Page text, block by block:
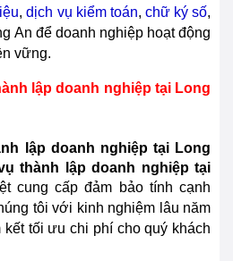
,dịch vụ kiểm toán, chữ ký số,
An để doanh nghiệp hoạt động
vững.
lập doanh nghiệp tại Long
lập doanh nghiệp tại Long
thành lập doanh nghiệp tại
cung cấp đảm bảo tính cạnh
tôi với kinh nghiệm lâu năm
tối ưu chi phí cho quý khách